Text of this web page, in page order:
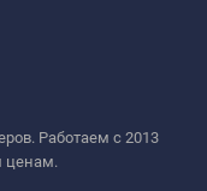
Работаем с 2013
ценам.